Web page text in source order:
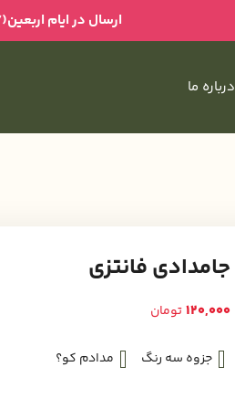
ارسال در ایام اربعین(۷ تا۱۴مرداد) انجام نمی‌شود
درباره ما
جامدادی فانتزی
120,000تومان
جزوه سه رنگ مدادم کو؟